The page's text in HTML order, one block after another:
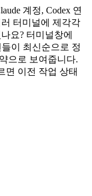
계정, Codex 연
터미널에 제각각
요? 터미널창에
이 최신순으로 정
으로 보여줍니다.
면 이전 작업 상태